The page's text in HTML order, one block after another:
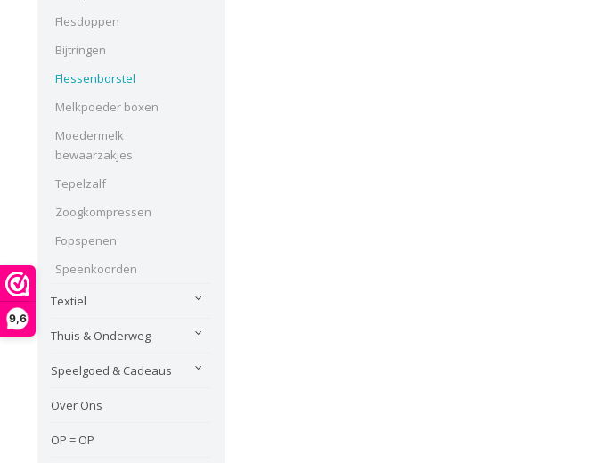
9,6
Flesdoppen
Bijtringen
Flessenborstel
Melkpoeder boxen
Moedermelk
bewaarzakjes
Tepelzalf
Zoogkompressen
Fopspenen
Speenkoorden
Textiel
Thuis & Onderweg
Speelgoed & Cadeaus
Over Ons
OP = OP